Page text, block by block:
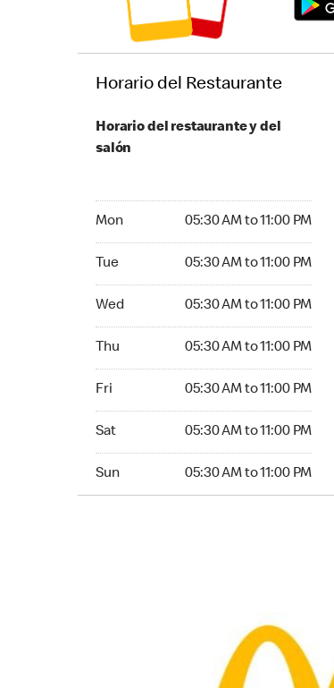
Horario del Restaurante
Horario del restaurante y del
salón
Mon 05:30 AM to 11:00 PM
Tue 05:30 AM to 11:00 PM
Wed 05:30 AM to 11:00 PM
Thu 05:30 AM to 11:00 PM
Fri 05:30 AM to 11:00 PM
Sat 05:30 AM to 11:00 PM
Sun 05:30 AM to 11:00 PM